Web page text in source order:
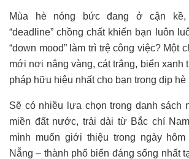
Mùa hè nóng bức đang ở cận kề,
“deadline” chồng chất khiến bạn luôn
“down mood” làm trì trệ công việc? Một
mới nơi nắng vàng, cát trắng, biển xanh
pháp hữu hiệu nhất cho bạn trong dịp hè
Sẽ có nhiều lựa chọn trong danh sách
miền đất nước, trải dài từ Bắc chí
mình muốn giới thiệu trong ngày
Nẵng – thành phố biển đáng sống nhất